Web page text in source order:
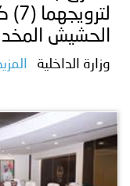
الحشيش
وزارة الداخلية